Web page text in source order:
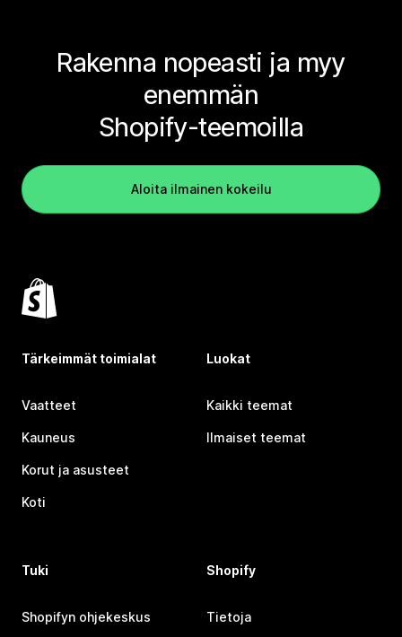
Rakenna nopeasti ja myy
enemmän
Shopify-teemoilla
Aloita ilmainen kokeilu
Tärkeimmät toimialat
Vaatteet
Kauneus
Korut ja asusteet
Koti
Luokat
Kaikki teemat
Ilmaiset teemat
Tuki
Shopifyn ohjekeskus
Shopify
Tietoja